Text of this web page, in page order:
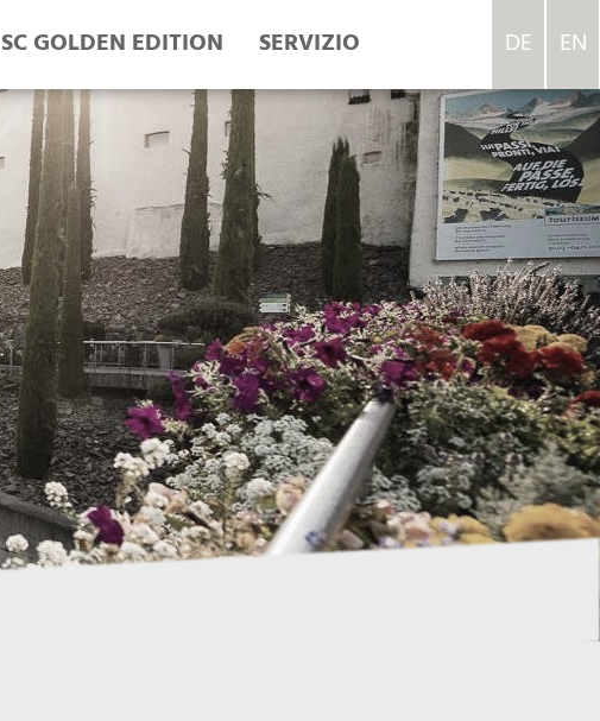
DE EN
SC GOLDEN EDITION SERVIZIO